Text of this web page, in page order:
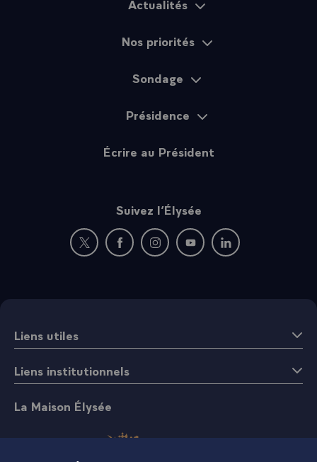
Actualités
Nos priorités
Sondage
Présidence
Écrire au Président
Suivez l’Élysée
Nouvelle fenêtre : rejoignez-nous sur Twitter
Nouvelle fenêtre : rejoignez-nous sur
Nouvelle fenêtre : rejoignez-nous
Nouvelle fenêtre :
Nouvelle fenêtre :
Liens utiles
Liens institutionnels
La Maison Élysée